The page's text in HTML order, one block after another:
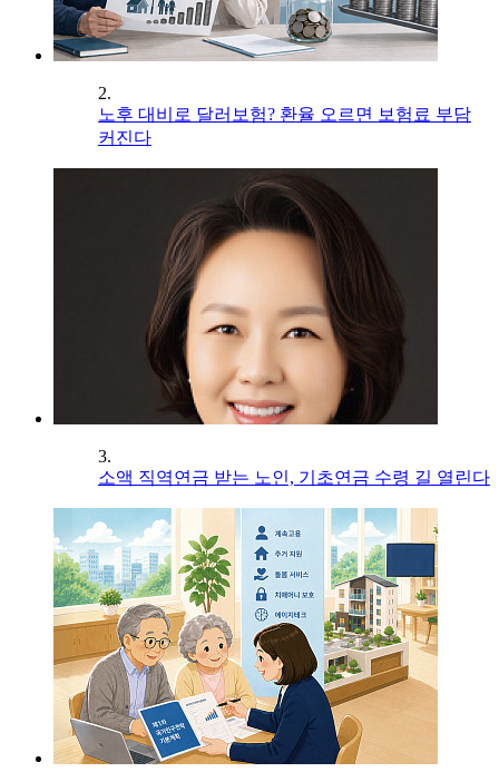
2.
노후 대비로 달러보험? 환율 오르면 보험료 부담
커진다
3.
소액 직역연금 받는 노인, 기초연금 수령 길 열린다